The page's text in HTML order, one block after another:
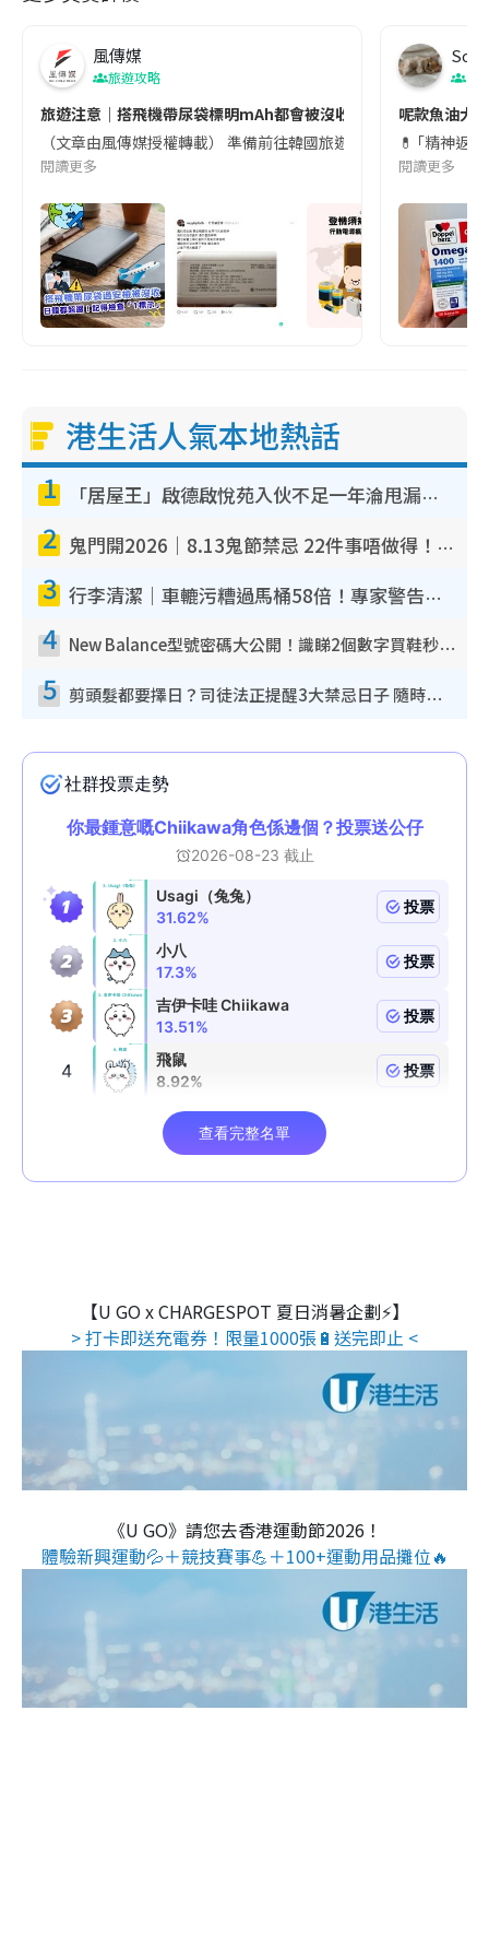
風傳媒
旅遊攻略
旅遊注意｜搭飛機帶尿袋標明mAh都會被沒收😱出發前切記檢查
（文章由風傳媒授權轉載） 準備前往韓國旅遊的民眾，近期要
閱讀更多
Soul
呢款魚油大
💊 ｢精神返
閱讀更多
港生活人氣本地熱話
1 「居屋王」啟德啟悅苑入伙不足一年淪甩漏之王！插頭噴火花致大停電 多戶業主全屋家電報銷
2 鬼門開2026｜8.13鬼節禁忌 22件事唔做得！燒肉、刺身要少食？半夜勿吹口哨/打呢個電話
3 行李清潔｜車轆污糟過馬桶58倍！專家警告忌用酒精抹 教1招免污手除菌
4 New Balance型號密碼大公開！識睇2個數字買鞋秒知功能免中伏 附5大熱門鞋款
5 剪頭髮都要擇日？司徒法正提醒3大禁忌日子 隨時剪走財運！呢日剪髮恐「剪壽命」？
【U GO x CHARGESPOT 夏日消暑企劃⚡】
> 打卡即送充電券！限量1000張🔋送完即止 <
《U GO》請您去香港運動節2026！
體驗新興運動💦＋競技賽事💪＋100+運動用品攤位🔥